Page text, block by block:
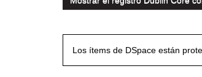
Los ítems de DSpace están